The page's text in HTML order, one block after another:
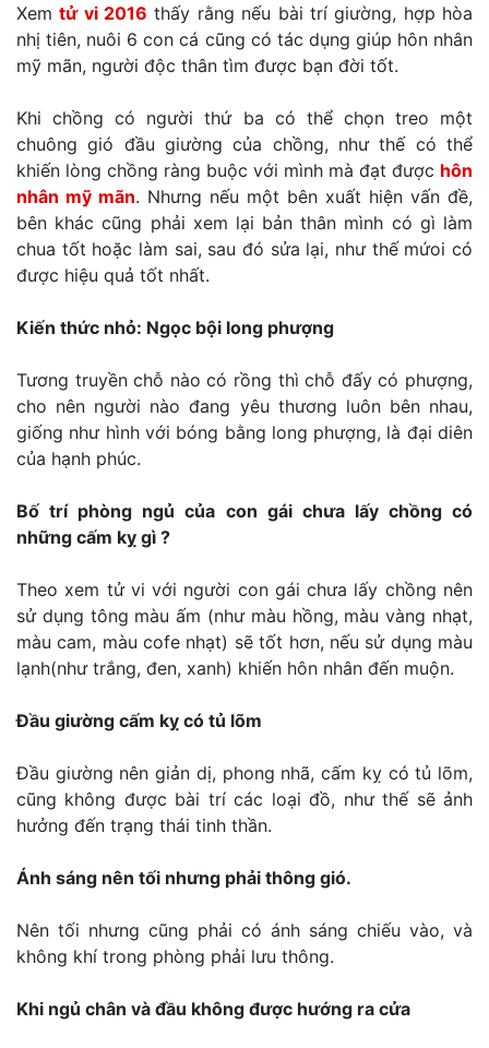
Xemtử vi 2016 thấy rằng nếu bài trí giường, hợp hòa
nhị tiên, nuôi 6 con cá cũng có tác dụng giúp hôn nhân
mỹ mãn, người độc thân tìm được bạn đời tốt.
Khi chồng có người thứ ba có thể chọn treo một
chuông gió đầu giường của chồng, như thế có thể
khiến lòng chồng ràng buộc với mình mà đạt được hôn
nhân mỹ mãn. Nhưng nếu một bên xuất hiện vấn đề,
bên khác cũng phải xem lại bản thân mình có gì làm
chua tốt hoặc làm sai, sau đó sửa lại, như thế mứoi có
được hiệu quả tốt nhất.
Kiến thức nhỏ: Ngọc bội long phượng
Tương truyền chỗ nào có rồng thì chỗ đấy có phượng,
cho nên người nào đang yêu thương luôn bên nhau,
giống như hình với bóng bằng long phượng, là đại diên
của hạnh phúc.
Bố trí phòng ngủ của con gái chưa lấy chồng có
những cấm kỵ gì ?
Theo xem tử vi với người con gái chưa lấy chồng nên
sử dụng tông màu ấm (như màu hồng, màu vàng nhạt,
màu cam, màu cofe nhạt) sẽ tốt hơn, nếu sử dụng màu
lạnh(như trắng, đen, xanh) khiến hôn nhân đến muộn.
Đầu giường cấm kỵ có tủ lõm
Đầu giường nên giản dị, phong nhã, cấm kỵ có tủ lõm,
cũng không được bài trí các loại đồ, như thế sẽ ảnh
hưởng đến trạng thái tinh thần.
Ánh sáng nên tối nhưng phải thông gió.
Nên tối nhưng cũng phải có ánh sáng chiếu vào, và
không khí trong phòng phải lưu thông.
Khi ngủ chân và đầu không được hướng ra cửa